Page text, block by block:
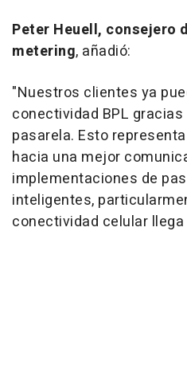
Peter Heuell, consejero
metering, añadió:
"Nuestros clientes ya
conectividad BPL
pasarela. Esto
hacia una mejor
implementaciones de
inteligentes,
conectividad celular